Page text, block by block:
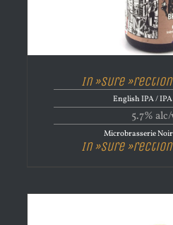
In »sure
English IPA /
5.7%
Microbrasserie
In »sure